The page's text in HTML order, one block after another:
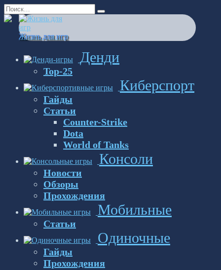
Перейти
к
содержанию
Search
for:
Жизнь для игр
Денди
Top-25
Киберспорт
Гайды
Статьи
Counter-Strike
Dota
World of Tanks
Консоли
Новости
Обзоры
Прохождения
Мобильные
Статьи
Одиночные
Гайды
Прохождения